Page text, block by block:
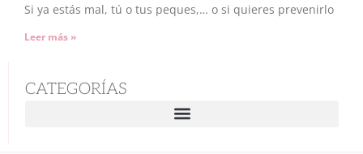
Si ya estás mal, tú o tus peques,… o si quieres prevenirlo
Leer más »
CATEGORÍAS